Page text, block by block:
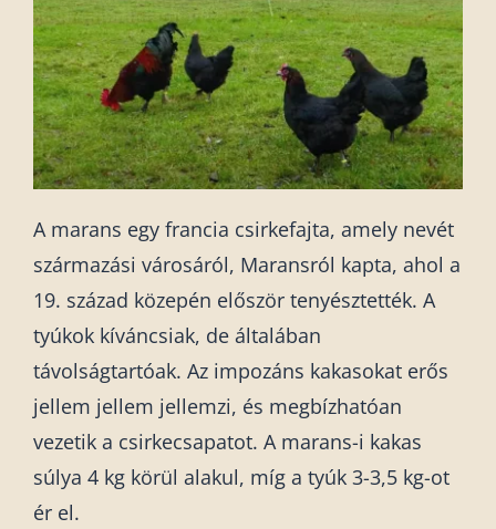
A marans egy francia csirkefajta, amely nevét
származási városáról, Maransról kapta, ahol a
19. század közepén először tenyésztették. A
tyúkok kíváncsiak, de általában
távolságtartóak. Az impozáns kakasokat erős
jellem jellem jellemzi, és megbízhatóan
vezetik a csirkecsapatot. A marans-i kakas
súlya 4 kg körül alakul, míg a tyúk 3-3,5 kg-ot
ér el.